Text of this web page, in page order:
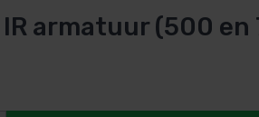
armatuur (500 en